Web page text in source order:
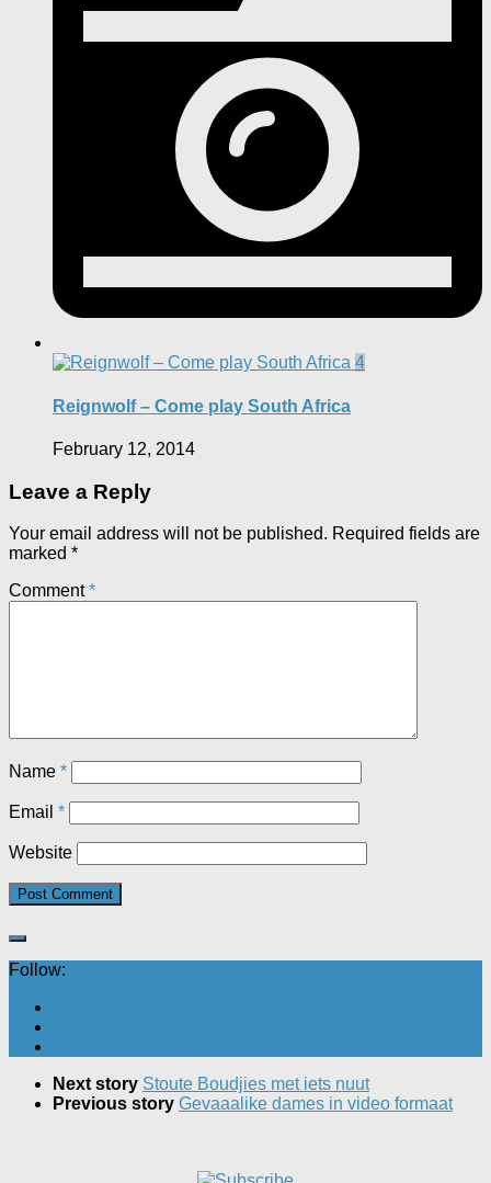
4
Reignwolf – Come play South Africa
February 12, 2014
Leave a Reply
Your email address will not be published. Required fields are
marked *
Comment*
Name *
Email *
Website
Follow:
Next story Stoute Boudjies met iets nuut
Previous story Gevaaalike dames in video formaat